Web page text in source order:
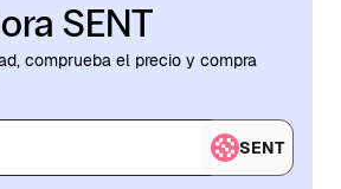
SENT
comprueba el precio y compra
SENT